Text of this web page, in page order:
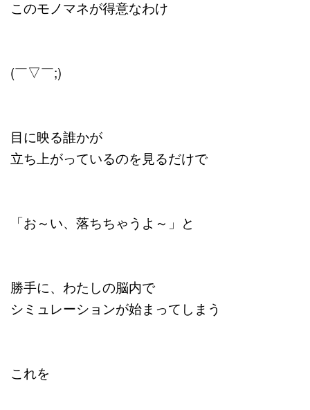
このモノマネが得意なわけ
(￣▽￣;)
目に映る誰かが
立ち上がっているのを見るだけで
「お～い、落ちちゃうよ～」と
勝手に、わたしの脳内で
シミュレーションが始まってしまう
これを